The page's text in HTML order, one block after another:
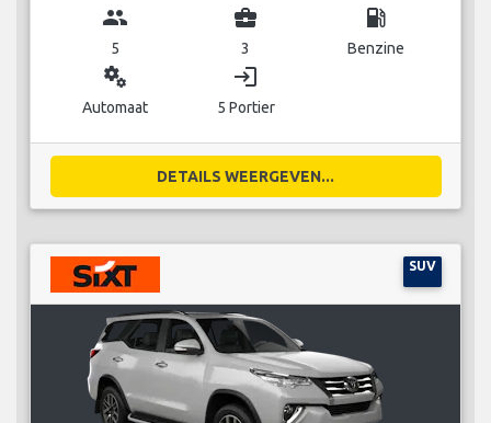
group
5
business_center
3
local_gas_station
Benzine
miscellaneous_services
Automaat
login
5 Portier
DETAILS WEERGEVEN...
SUV